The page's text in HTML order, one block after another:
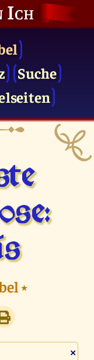
Ich
Suche
⭑
×